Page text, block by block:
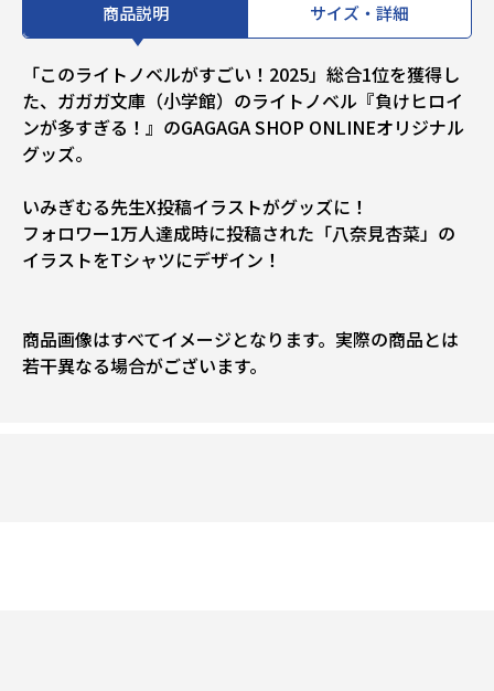
商品説明 サイズ・詳細
「このライトノベルがすごい！2025」総合1位を獲得し
た、ガガガ文庫（小学館）のライトノベル『負けヒロイ
ンが多すぎる！』のGAGAGA SHOP ONLINEオリジナル
グッズ。
いみぎむる先生X投稿イラストがグッズに！
フォロワー1万人達成時に投稿された「八奈見杏菜」の
イラストをTシャツにデザイン！
商品画像はすべてイメージとなります。実際の商品とは
若干異なる場合がございます。